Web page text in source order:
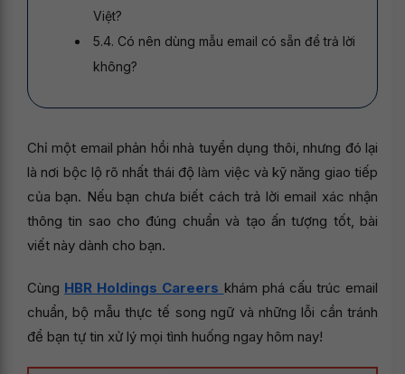
Việt?
5.4. Có nên dùng mẫu email có sẵn để trả lời
không?
Chỉ một email phản hồi nhà tuyển dụng thôi, nhưng đó lại
là nơi bộc lộ rõ nhất thái độ làm việc và kỹ năng giao tiếp
của bạn. Nếu bạn chưa biết cách trả lời email xác nhận
thông tin sao cho đúng chuẩn và tạo ấn tượng tốt, bài
viết này dành cho bạn.
Cùng HBR Holdings Careers khám phá cấu trúc email
chuẩn, bộ mẫu thực tế song ngữ và những lỗi cần tránh
để bạn tự tin xử lý mọi tình huống ngay hôm nay!